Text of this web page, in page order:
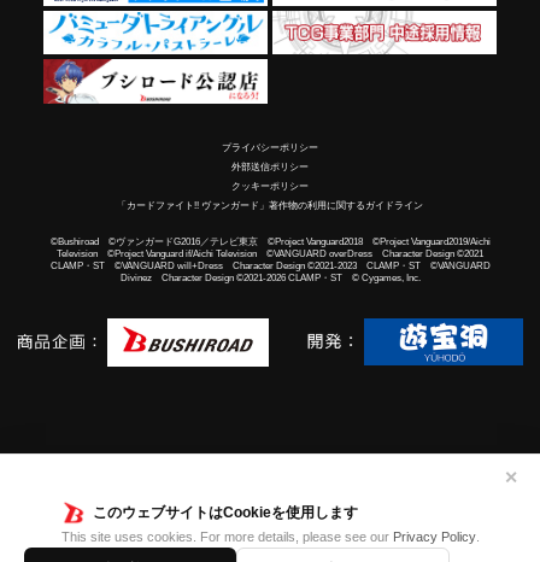
このウェブサイトはCookieを使用します
This site uses cookies. For more details, please see our Privacy Policy.
✕
プライバシーポリシー
外部送信ポリシー
クッキーポリシー
「カードファイト!! ヴァンガード」著作物の利用に関するガイドライン
©Bushiroad ©ヴァンガードG2016／テレビ東京 ©Project Vanguard2018 ©Project Vanguard2019/Aichi
Television ©Project Vanguard if/Aichi Television ©VANGUARD overDress Character Design ©2021
CLAMP・ST ©VANGUARD will+Dress Character Design ©2021-2023 CLAMP・ST ©VANGUARD
Divinez Character Design ©2021-2026 CLAMP・ST © Cygames, Inc.